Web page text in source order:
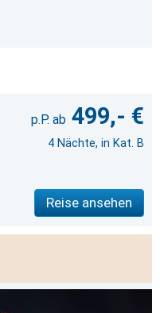
499,- €
4 Nächte, in Kat. B
Reise ansehen